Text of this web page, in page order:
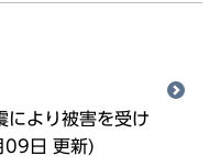
により被害を受け
09日 更新)